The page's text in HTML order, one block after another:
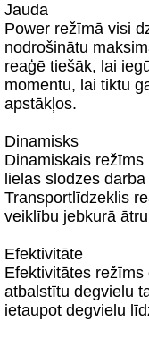
Jauda
Power režīmā visi
nodrošinātu
reaģē tiešāk, lai
momentu, lai tiktu
apstākļos.
Dinamisks
Dinamiskais
lielas slodzes
Transportlīdzeklis
veiklību jebkurā
Efektivitāte
Efektivitātes
atbalstītu degvielu
ietaupot degvielu